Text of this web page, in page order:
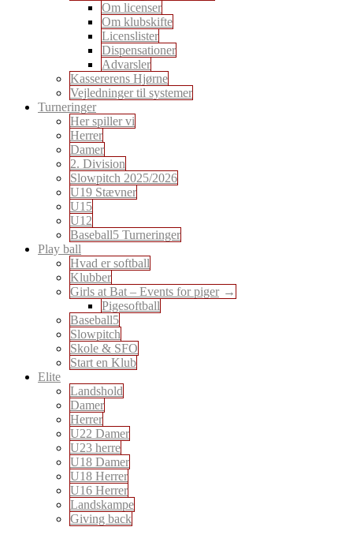
Om licenser
Om klubskifte
Licenslister
Dispensationer
Advarsler
Kassererens Hjørne
Vejledninger til systemer
Turneringer
Her spiller vi
Herrer
Damer
2. Division
Slowpitch 2025/2026
U19 Stævner
U15
U12
Baseball5 Turneringer
Play ball
Hvad er softball
Klubber
Girls at Bat – Events for piger
Pigesoftball
Baseball5
Slowpitch
Skole & SFO
Start en Klub
Elite
Landshold
Damer
Herrer
U22 Damer
U23 herre
U18 Damer
U18 Herrer
U16 Herrer
Landskampe
Giving back